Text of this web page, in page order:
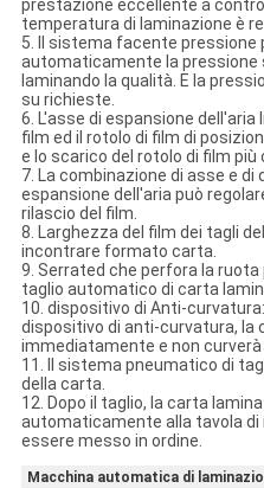
prestazione eccellente a
temperatura di laminazione è
5. Il sistema facente
automaticamente la pressione
laminando la qualità. E la
su richieste.
6. L'asse di espansione
film ed il rotolo di film di
e lo scarico del rotolo di film più
7. La combinazione di asse e
espansione dell'aria può
rilascio del film.
8. Larghezza del film dei tagli
incontrare formato carta.
9. Serrated che perfora la ruota
taglio automatico di carta
10. dispositivo di Anti-
dispositivo di anti-curvatura, la
immediatamente e non curverà
11. Il sistema pneumatico di
della carta.
12. Dopo il taglio, la carta
automaticamente alla tavola di
essere messo in ordine.
Macchina automatica di